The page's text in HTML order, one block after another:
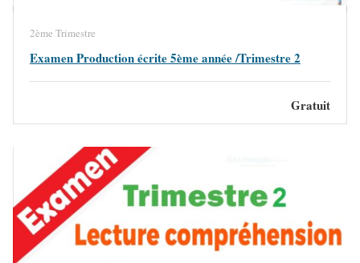
2ème Trimestre
Examen Production écrite 5ème année /Trimestre 2
Gratuit